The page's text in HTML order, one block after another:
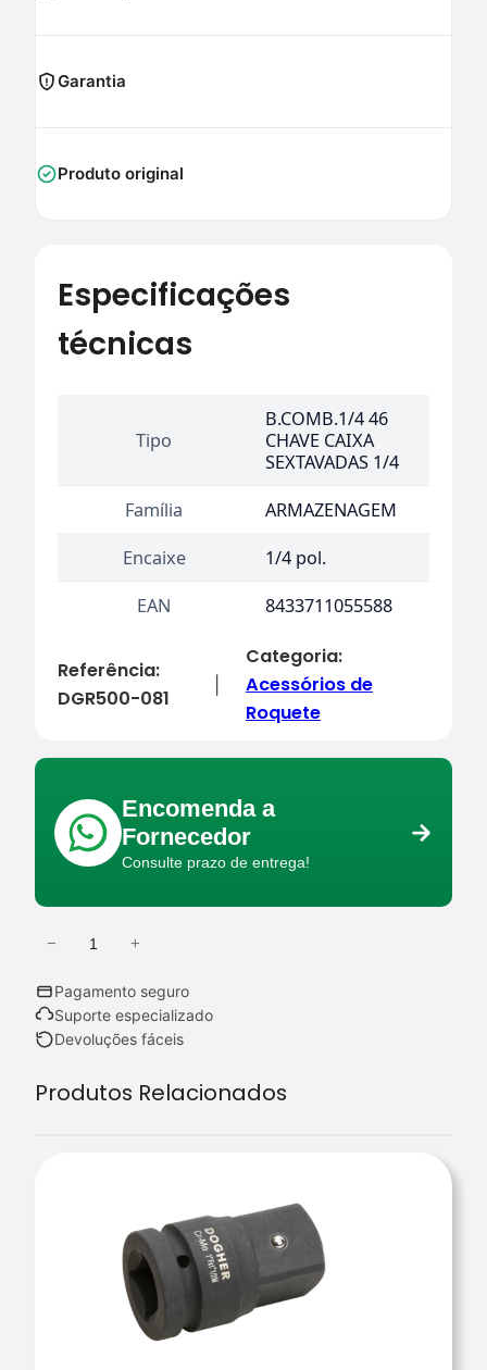
Garantia
Produto original
Especificações
técnicas
Tipo
B.COMB.1/4 46
CHAVE CAIXA
SEXTAVADAS 1/4
Família
ARMAZENAGEM
Encaixe
1/4 pol.
EAN
8433711055588
Referência:
DGR500-081
Categoria:
Acessórios de
Roquete
Encomenda a
Fornecedor
Consulte prazo de entrega!
a
n
i
− +
Pagamento seguro
Suporte especializado
Devoluções fáceis
Produtos Relacionados